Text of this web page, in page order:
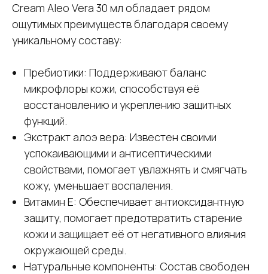
Cream Aleo Vera 30 мл обладает рядом
ощутимых преимуществ благодаря своему
уникальному составу:
Пребиотики: Поддерживают баланс
микрофлоры кожи, способствуя её
восстановлению и укреплению защитных
функций.
Экстракт алоэ вера: Известен своими
успокаивающими и антисептическими
свойствами, помогает увлажнять и смягчать
кожу, уменьшает воспаления.
Витамин Е: Обеспечивает антиоксидантную
защиту, помогает предотвратить старение
кожи и защищает её от негативного влияния
окружающей среды.
Натуральные компоненты: Состав свободен